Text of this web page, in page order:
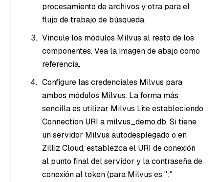
procesamiento de archivos y otra para el
flujo de trabajo de búsqueda.
Vincule los módulos Milvus al resto de los
componentes. Vea la imagen de abajo como
referencia.
Configure las credenciales Milvus para
ambos módulos Milvus. La forma más
sencilla es utilizar Milvus Lite estableciendo
Connection URI a milvus_demo.db. Si tiene
un servidor Milvus autodesplegado o en
Zilliz Cloud, establezca el URI de conexión
al punto final del servidor y la contraseña de
conexión al token (para Milvus es ":"